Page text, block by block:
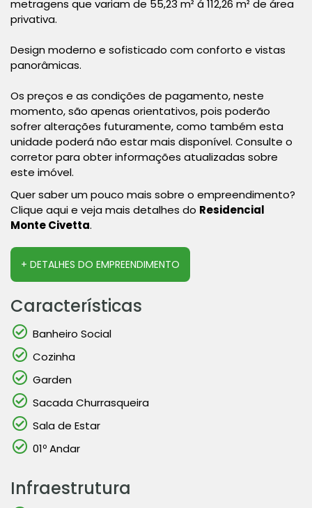
metragens que variam de 55,23 m² á 112,26 m² de área
privativa.
Design moderno e sofisticado com conforto e vistas
panorâmicas.
Os preços e as condições de pagamento, neste
momento, são apenas orientativos, pois poderão
sofrer alterações futuramente, como também esta
unidade poderá não estar mais disponível. Consulte o
corretor para obter informações atualizadas sobre
este imóvel.
Quer saber um pouco mais sobre o empreendimento?
Clique aqui e veja mais detalhes do Residencial
Monte Civetta.
+ DETALHES DO EMPREENDIMENTO
Características
Banheiro Social
Cozinha
Garden
Sacada Churrasqueira
Sala de Estar
01º Andar
Infraestrutura